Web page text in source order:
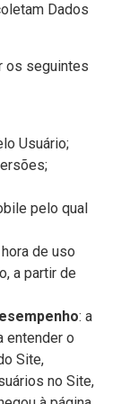
Dados
os seguintes
Usuário;
pelo qual
de uso
a partir de
: a
entender o
Site,
no Site,